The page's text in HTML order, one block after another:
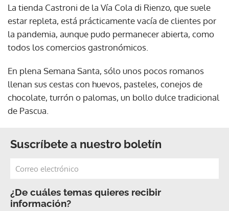
La tienda Castroni de la Vía Cola di Rienzo, que suele
estar repleta, está prácticamente vacía de clientes por
la pandemia, aunque pudo permanecer abierta, como
todos los comercios gastronómicos.
En plena Semana Santa, sólo unos pocos romanos
llenan sus cestas con huevos, pasteles, conejos de
chocolate, turrón o palomas, un bollo dulce tradicional
de Pascua.
Suscríbete a nuestro boletín
¿De cuáles temas quieres recibir
información?